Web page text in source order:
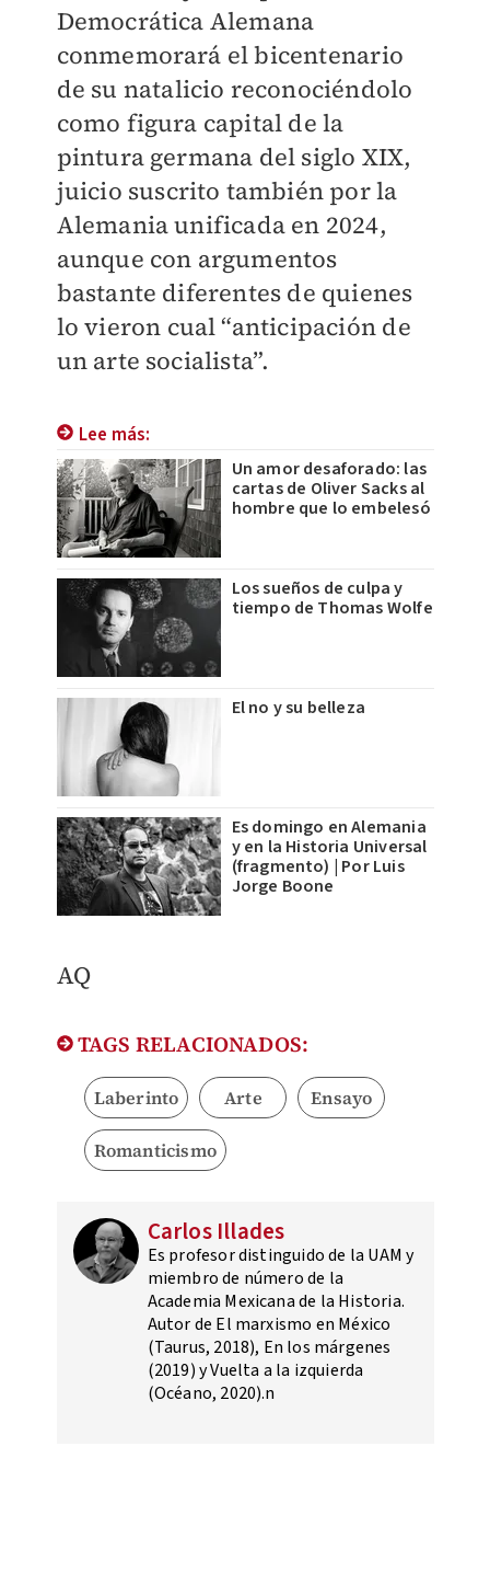
Democrática Alemana
conmemorará el bicentenario
de su natalicio reconociéndolo
como figura capital de la
pintura germana del siglo XIX,
juicio suscrito también por la
Alemania unificada en 2024,
aunque con argumentos
bastante diferentes de quienes
lo vieron cual “anticipación de
un arte socialista”.
Lee más:
Un amor desaforado: las
cartas de Oliver Sacks al
hombre que lo embelesó
Los sueños de culpa y
tiempo de Thomas Wolfe
El no y su belleza
Es domingo en Alemania
y en la Historia Universal
(fragmento) | Por Luis
Jorge Boone
AQ
TAGS RELACIONADOS:
Laberinto Arte Ensayo
Romanticismo
Carlos Illades
Es profesor distinguido de la UAM y
miembro de número de la
Academia Mexicana de la Historia.
Autor de El marxismo en México
(Taurus, 2018), En los márgenes
(2019) y Vuelta a la izquierda
(Océano, 2020).n